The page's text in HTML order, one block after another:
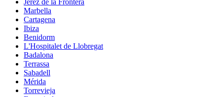
Marbella
Cartagena
Ibiza
Benidorm
L'Hospitalet de Llobregat
Badalona
Terrassa
Sabadell
Mérida
Torrevieja